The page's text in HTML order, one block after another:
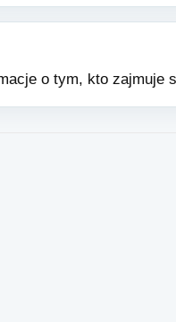
o tym, kto zajmuje